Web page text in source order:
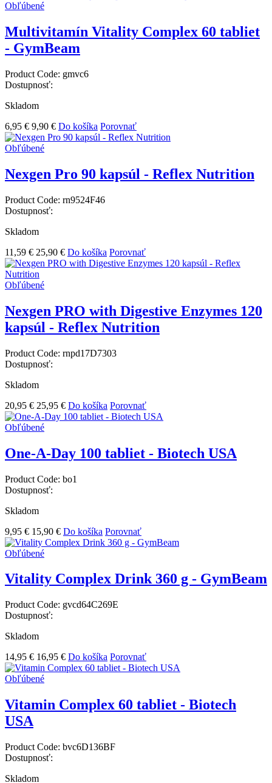
Obľúbené
Multivitamín Vitality Complex 60 tabliet
- GymBeam
Product Code: gmvc6
Dostupnosť:
Skladom
6,95 € 9,90 € Do košíka Porovnať
Obľúbené
Nexgen Pro 90 kapsúl - Reflex Nutrition
Product Code: rn9524F46
Dostupnosť:
Skladom
11,59 € 25,90 € Do košíka Porovnať
Obľúbené
Nexgen PRO with Digestive Enzymes 120
kapsúl - Reflex Nutrition
Product Code: rnpd17D7303
Dostupnosť:
Skladom
20,95 € 25,95 € Do košíka Porovnať
Obľúbené
One-A-Day 100 tabliet - Biotech USA
Product Code: bo1
Dostupnosť:
Skladom
9,95 € 15,90 € Do košíka Porovnať
Obľúbené
Vitality Complex Drink 360 g - GymBeam
Product Code: gvcd64C269E
Dostupnosť:
Skladom
14,95 € 16,95 € Do košíka Porovnať
Obľúbené
Vitamin Complex 60 tabliet - Biotech
USA
Product Code: bvc6D136BF
Dostupnosť:
Skladom